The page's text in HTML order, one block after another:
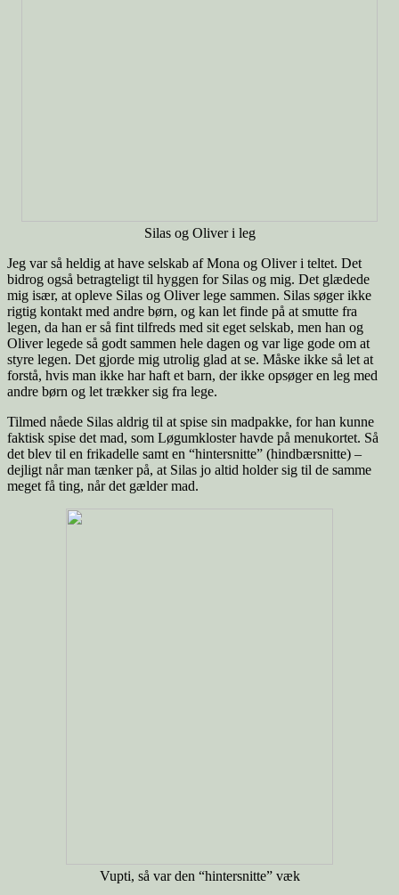
Silas og Oliver i leg
Jeg var så heldig at have selskab af Mona og Oliver i teltet. Det
bidrog også betragteligt til hyggen for Silas og mig. Det glædede
mig især, at opleve Silas og Oliver lege sammen. Silas søger ikke
rigtig kontakt med andre børn, og kan let finde på at smutte fra
legen, da han er så fint tilfreds med sit eget selskab, men han og
Oliver legede så godt sammen hele dagen og var lige gode om at
styre legen. Det gjorde mig utrolig glad at se. Måske ikke så let at
forstå, hvis man ikke har haft et barn, der ikke opsøger en leg med
andre børn og let trækker sig fra lege.
Tilmed nåede Silas aldrig til at spise sin madpakke, for han kunne
faktisk spise det mad, som Løgumkloster havde på menukortet. Så
det blev til en frikadelle samt en “hintersnitte” (hindbærsnitte) –
dejligt når man tænker på, at Silas jo altid holder sig til de samme
meget få ting, når det gælder mad.
Vupti, så var den “hintersnitte” væk